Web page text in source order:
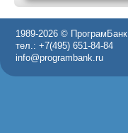
1989-2026 © ПрограмБанк
тел.: +7(495) 651-84-84
info@programbank.ru